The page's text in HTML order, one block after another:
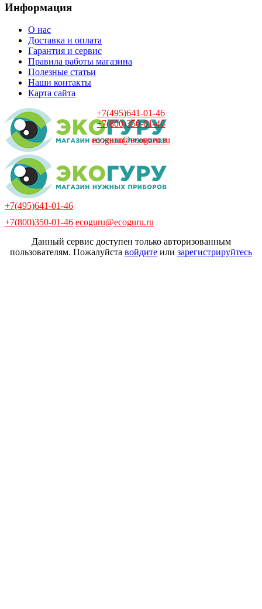
Информация
О нас
Доставка и оплата
Гарантия и сервис
Правила работы магазина
Полезные статьи
Наши контакты
Карта сайта
+7(495)641-01-46
+7(800)350-01-46
ecoguru@ecoguru.ru
+7(495)641-01-46
+7(800)350-01-46 ecoguru@ecoguru.ru
Данный сервис доступен только авторизованным
пользователям. Пожалуйста войдите или зарегистрируйтесь